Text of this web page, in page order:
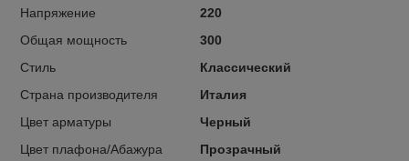
Напряжение
220
Общая мощность
300
Стиль
Классический
Страна производителя
Италия
Цвет арматуры
Черный
Цвет плафона/Абажура
Прозрачный